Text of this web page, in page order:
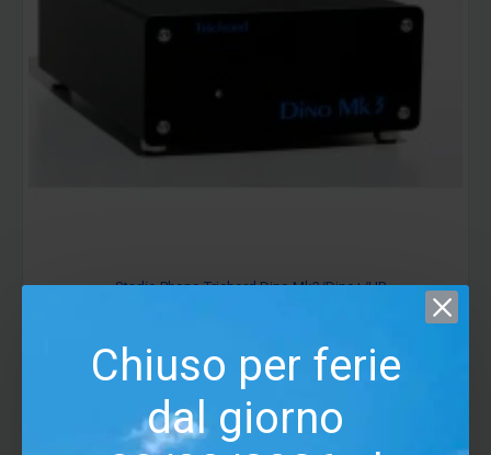
Chiuso per ferie
dal giorno
Stadio Phono Trichord Dino Mk3/Dino+/HP
AGGIUNGI AL CARRELLO SALVA CONFRONTA